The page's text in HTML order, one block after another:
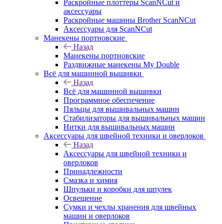
Раскройные плоттеры ScanNCut и
аксессуары
Раскройные машины Brother ScanNCut
Аксессуары для ScanNCut
Манекены портновские
Назад
Манекены портновские
Раздвижные манекены My Double
Всё для машинной вышивки
Назад
Всё для машинной вышивки
Программное обеспечение
Пяльцы для вышивальных машин
Стабилизаторы для вышивальных машин
Нитки для вышивальных машин
Аксессуары для швейной техники и оверлоков
Назад
Аксессуары для швейной техники и
оверлоков
Принадлежности
Смазка и химия
Шпульки и коробки для шпулек
Освещение
Сумки и чехлы хранения для швейных
машин и оверлоков